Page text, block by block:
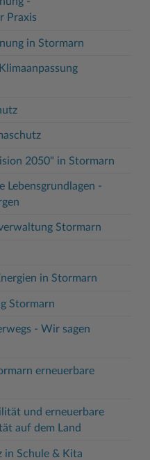
Praxis
in Stormarn
2050" in Stormarn
Lebensgrundlagen -
Stormarn
in Stormarn
Stormarn
- Wir sagen
erneuerbare
und erneuerbare
auf dem Land
in Schule & Kita